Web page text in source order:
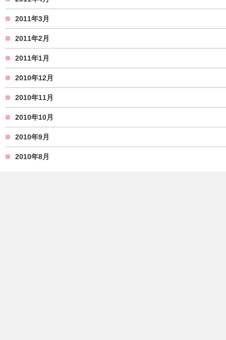
2011年3月
2011年2月
2011年1月
2010年12月
2010年11月
2010年10月
2010年9月
2010年8月